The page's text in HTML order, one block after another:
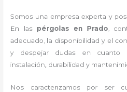
Somos una empresa experta y
En las pérgolasen Prado,
adecuado, la disponibilidad y el
y despejar dudas en cuanto
instalación, durabilidad y
Nos caracterizamos por ser